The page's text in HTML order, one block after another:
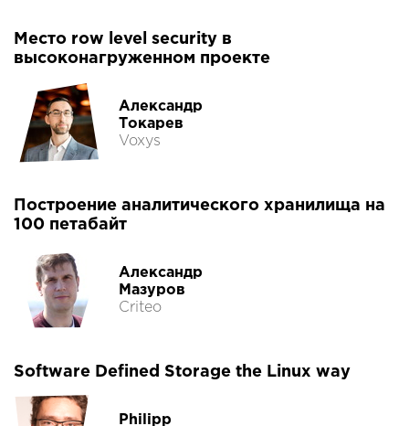
Место row level security в
высоконагруженном проекте
Александр
Токарев
Voxys
Построение аналитического хранилища на
100 петабайт
Александр
Мазуров
Criteo
Software Defined Storage the Linux way
Philipp